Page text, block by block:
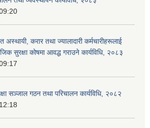
अस्थायी, करार तथा ज्यालादारी कर्मचारीहरूलाई
सुरक्षा कोषमा आवद्ध गराउने कार्यविधि, २०८३
सञ्जाल गठन तथा परिचालन कार्यविधि, २०८२